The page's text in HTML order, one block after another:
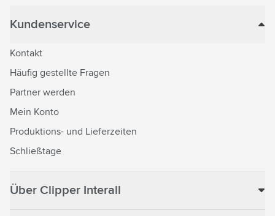
Kundenservice
Kontakt
Häufig gestellte Fragen
Partner werden
Mein Konto
Produktions- und Lieferzeiten
Schließtage
Über Clipper Interall